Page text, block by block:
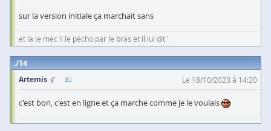
sur la version initiale ça marchait sans
et la le mec il le pécho par le bras et il lui dit '
14
Artemis
Le 18/10/2023 à 14:20
c'est bon, c'est en ligne et ça marche comme je le voulais